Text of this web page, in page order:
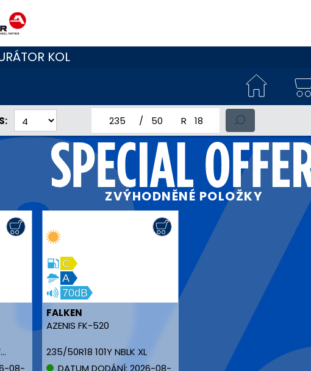
KOL
jmenovitá šířka pneumatiky
profil pneumatikyjmenovitý průměr pneumatiky
ZVÝHODNĚNÉ POLOŽKY
235/50R18 101W BLK MFS XL
08-
C
A
70dB
FALKEN
AZENIS FK-520
235/50R18 101Y NBLK XL
DATUM DODÁNÍ: 2026-08-